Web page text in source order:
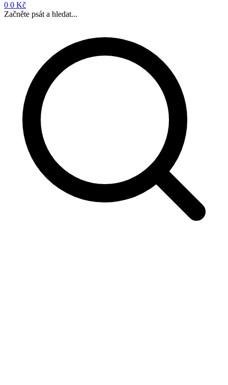
0 0 Kč
Začněte psát a hledat...